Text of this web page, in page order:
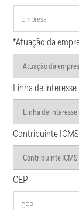
*Atuação da
Linha de interesse
Contribuinte ICMS
CEP